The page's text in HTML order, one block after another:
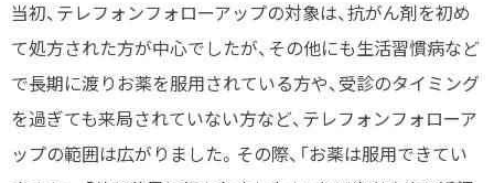
当初、テレフォンフォローアップの対象は、抗がん剤を初め
て処方された方が中心でしたが、その他にも生活習慣病など
で長期に渡りお薬を服用されている方や、受診のタイミング
を過ぎても来局されていない方など、テレフォンフォローア
ップの範囲は広がりました。その際、「お薬は服用できてい